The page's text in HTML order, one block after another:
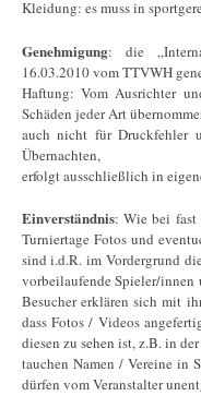
Kleidung: es muss in
Genehmigung: die
16.03.2010 vom TTVWH
Haftung: Vom Ausrichter
Schäden jeder Art
auch nicht für Druckfehler
Übernachten,
erfolgt ausschließlich in
Einverständnis: Wie bei fast
Turniertage Fotos und
sind i.d.R. im Vordergrund
vorbeilaufende Spieler/innen
Besucher erklären sich mit
dass Fotos / Videos
diesen zu sehen ist, z.B. in
tauchen Namen / Vereine in
dürfen vom Veranstalter